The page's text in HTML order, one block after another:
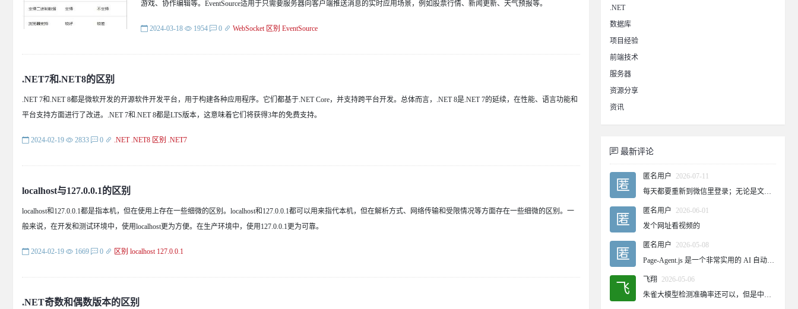
游戏、协作编辑等。EventSource适用于只需要服务器向客户端推送消息的实时应用场景，例如股票行情、新闻更新、天气预报等。
2024-03-18 1954 0 WebSocket 区别 EventSource
.NET7和.NET8的区别
.NET 7和.NET 8都是微软开发的开源软件开发平台，用于构建各种应用程序。它们都基于.NET Core，并支持跨平台开发。总体而言，.NET 8是.NET 7的延续，在性能、语言功能和
平台支持方面进行了改进。.NET 7和.NET 8都是LTS版本，这意味着它们将获得3年的免费支持。
2024-02-19 2833 0 .NET .NET8 区别 .NET7
localhost与127.0.0.1的区别
localhost和127.0.0.1都是指本机，但在使用上存在一些细微的区别。localhost和127.0.0.1都可以用来指代本机，但在解析方式、网络传输和受限情况等方面存在一些细微的区别。一
般来说，在开发和测试环境中，使用localhost更为方便。在生产环境中，使用127.0.0.1更为可靠。
2024-02-19 1669 0 区别 localhost 127.0.0.1
.NET奇数和偶数版本的区别
.NET
数据库
项目经验
前端技术
服务器
资源分享
资讯
最新评论
匿
匿名用户
2026-07-11
每天都要重新到微信里登录；无论是文章还是图片，都限定为五次。这是怎么回事？
匿
匿名用户
2026-06-01
发个网址看视频的
匿
匿名用户
2026-05-08
Page-Agent.js 是一个非常实用的 AI 自动化工具，让网页操作变得更加智能和便捷。对于需要频繁操作网页的用户来说，这个工具可以大大提高效率。
飞
飞翔
2026-05-06
朱雀大模型检测准确率还可以，但是中英翻译一下它就识别不出来了~